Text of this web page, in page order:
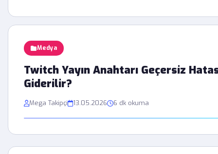
Medya
Twitch Yayın Anahtarı Geçersiz
Giderilir?
Mega Takipçi 13.05.2026 6 dk okuma